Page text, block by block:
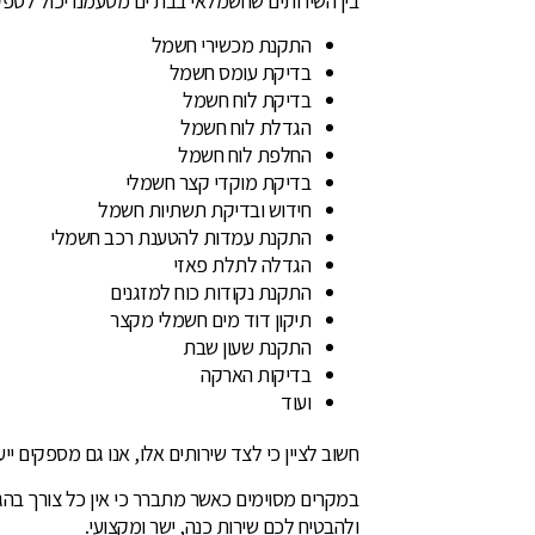
התקנת מכשירי חשמל
בדיקת עומס חשמל
בדיקת לוח חשמל
הגדלת לוח חשמל
החלפת לוח חשמל
בדיקת מוקדי קצר חשמלי
חידוש ובדיקת תשתיות חשמל
התקנת עמדות להטענת רכב חשמלי
הגדלה לתלת פאזי
התקנת נקודות כוח למזגנים
תיקון דוד מים חשמלי מקצר
התקנת שעון שבת
בדיקות הארקה
ועוד
חשוב לציין כי לצד שירותים אלו, אנו גם מספקים
במקרים מסוימים כאשר מתברר כי אין כל צורך
ולהבטיח לכם שירות כנה, ישר ומקצועי.